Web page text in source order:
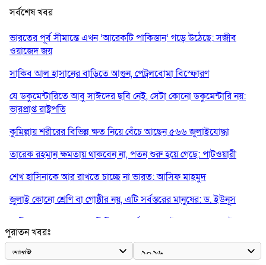
সর্বশেষ খবর
ভারতের পূর্ব সীমান্তে এখন ‘আরেকটি পাকিস্তান’ গড়ে উঠেছে: সজীব
ওয়াজেদ জয়
সাকিব আল হাসানের বাড়িতে আগুন, পেট্রলবোমা বিস্ফোরণ
যে ডকুমেন্টারিতে আবু সাঈদের ছবি নেই, সেটা কোনো ডকুমেন্টারি নয়:
ভারপ্রাপ্ত রাষ্ট্রপতি
কুমিল্লায় শরীরের বিভিন্ন ক্ষত নিয়ে বেঁচে আছেন ৫৬৬ জুলাইযোদ্ধা
তারেক রহমান ক্ষমতায় থাকবেন না, পতন শুরু হয়ে গেছে: পাটওয়ারী
শেখ হাসিনাকে আর রাখতে চাচ্ছে না ভারত: আসিফ মাহমুদ
জুলাই কোনো শ্রেণি বা গোষ্ঠীর নয়, এটি সর্বস্তরের মানুষের: ড. ইউনূস
আলিয়া মাদ্রাসায় ছাত্রদল-শিবির সংঘর্ষ, হাতে পাইপ মাথায় হেলমেট পড়ে
মাঠে যুবদল নেতা নয়ন
কুমিল্লার ৫ হাসপাতাল-ডায়াগনস্টিক সাময়িক বন্ধের নির্দেশ
পুরাতন খবরঃ